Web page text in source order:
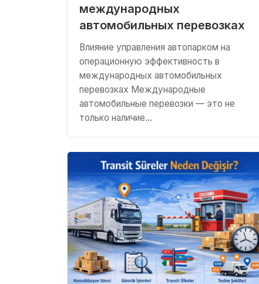
международных
автомобильных перевозках
Влияние управления автопарком на
операционную эффективность в
международных автомобильных
перевозках Международные
автомобильные перевозки — это не
только наличие…